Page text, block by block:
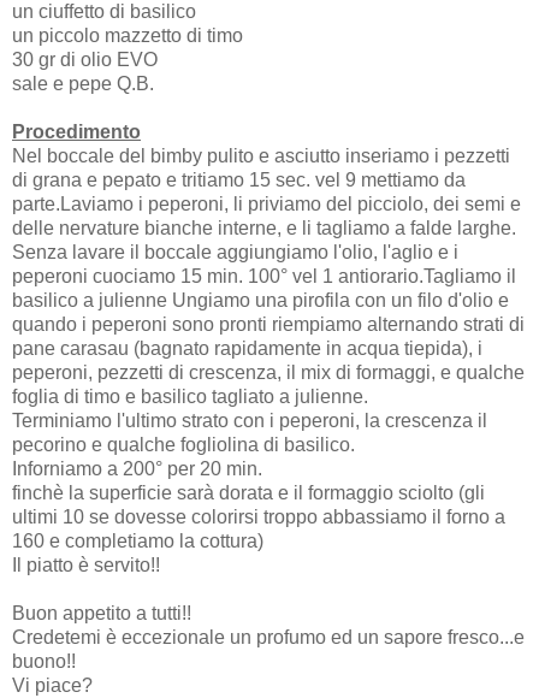
un ciuffetto di basilico
un piccolo mazzetto di timo
30 gr di olio EVO
sale e pepe Q.B.
Procedimento
Nel boccale del bimby pulito e asciutto inseriamo i pezzetti
di grana e pepato e tritiamo 15 sec. vel 9 mettiamo da
parte.Laviamo i peperoni, li priviamo del picciolo, dei semi e
delle nervature bianche interne, e li tagliamo a falde larghe.
Senza lavare il boccale aggiungiamo l'olio, l'aglio e i
peperoni cuociamo 15 min. 100° vel 1 antiorario.Tagliamo il
basilico a julienne Ungiamo una pirofila con un filo d'olio e
quando i peperoni sono pronti riempiamo alternando strati di
pane carasau (bagnato rapidamente in acqua tiepida), i
peperoni, pezzetti di crescenza, il mix di formaggi, e qualche
foglia di timo e basilico tagliato a julienne.
Terminiamo l'ultimo strato con i peperoni, la crescenza il
pecorino e qualche fogliolina di basilico.
Inforniamo a 200° per 20 min.
finchè la superficie sarà dorata e il formaggio sciolto (gli
ultimi 10 se dovesse colorirsi troppo abbassiamo il forno a
160 e completiamo la cottura)
Il piatto è servito!!
Buon appetito a tutti!!
Credetemi è eccezionale un profumo ed un sapore fresco...e
buono!!
Vi piace?